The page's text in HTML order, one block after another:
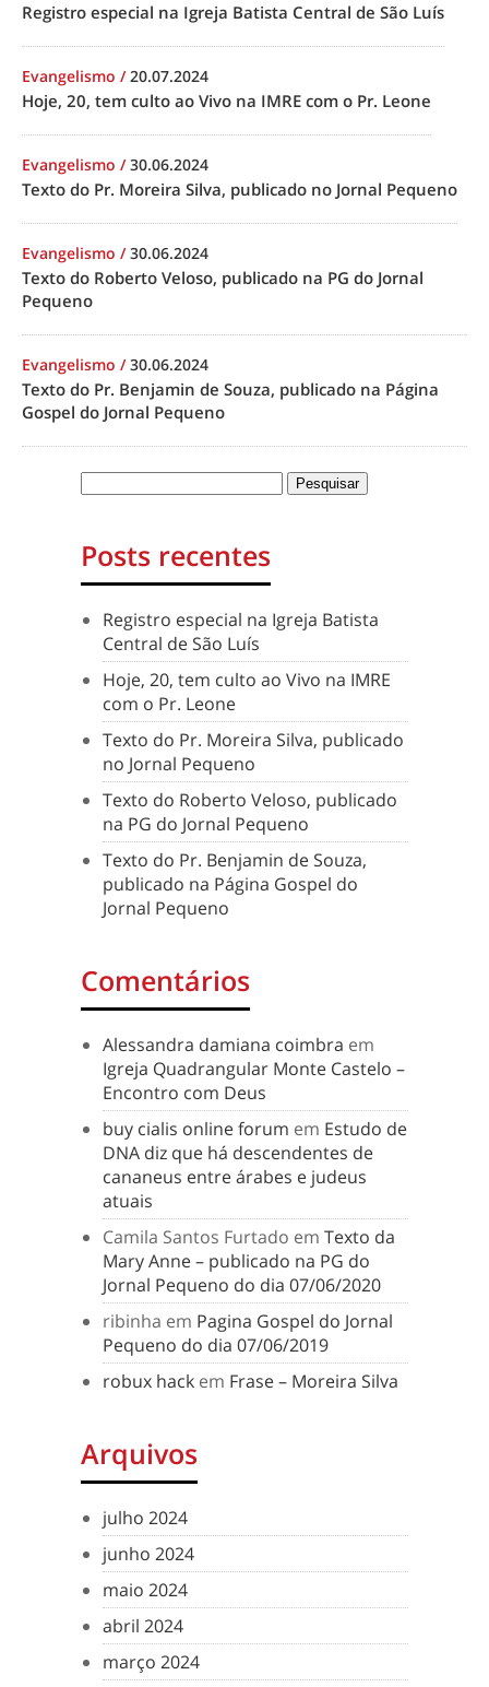
Registro especial na Igreja Batista Central de São Luís
Evangelismo /20.07.2024
Hoje, 20, tem culto ao Vivo na IMRE com o Pr. Leone
Evangelismo /30.06.2024
Texto do Pr. Moreira Silva, publicado no Jornal Pequeno
Evangelismo /30.06.2024
Texto do Roberto Veloso, publicado na PG do Jornal
Pequeno
Evangelismo /30.06.2024
Texto do Pr. Benjamin de Souza, publicado na Página
Gospel do Jornal Pequeno
Posts recentes
Registro especial na Igreja Batista
Central de São Luís
Hoje, 20, tem culto ao Vivo na IMRE
com o Pr. Leone
Texto do Pr. Moreira Silva, publicado
no Jornal Pequeno
Texto do Roberto Veloso, publicado
na PG do Jornal Pequeno
Texto do Pr. Benjamin de Souza,
publicado na Página Gospel do
Jornal Pequeno
Comentários
Alessandra damiana coimbra em
Igreja Quadrangular Monte Castelo –
Encontro com Deus
buy cialis online forum em Estudo de
DNA diz que há descendentes de
cananeus entre árabes e judeus
atuais
Camila Santos Furtado em Texto da
Mary Anne – publicado na PG do
Jornal Pequeno do dia 07/06/2020
ribinha em Pagina Gospel do Jornal
Pequeno do dia 07/06/2019
robux hack em Frase – Moreira Silva
Arquivos
julho 2024
junho 2024
maio 2024
abril 2024
março 2024